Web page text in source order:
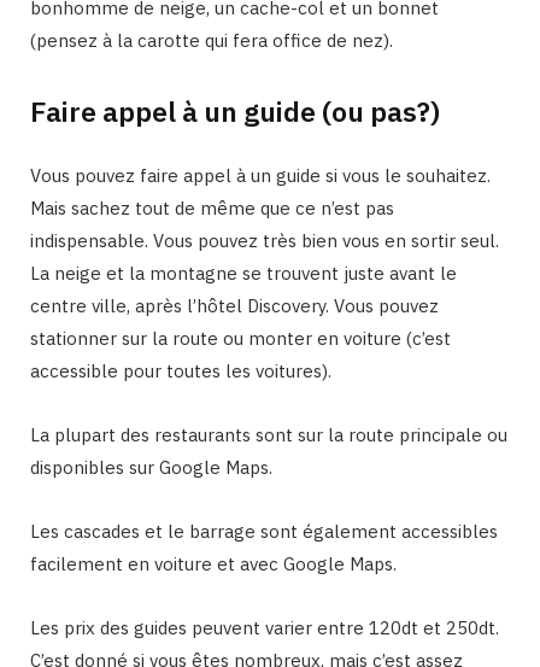
bonhomme de neige, un cache-col et un bonnet
(pensez à la carotte qui fera office de nez).
Faire appel à un guide (ou pas?)
Vous pouvez faire appel à un guide si vous le souhaitez.
Mais sachez tout de même que ce n’est pas
indispensable. Vous pouvez très bien vous en sortir seul.
La neige et la montagne se trouvent juste avant le
centre ville, après l’hôtel Discovery. Vous pouvez
stationner sur la route ou monter en voiture (c’est
accessible pour toutes les voitures).
La plupart des restaurants sont sur la route principale ou
disponibles sur Google Maps.
Les cascades et le barrage sont également accessibles
facilement en voiture et avec Google Maps.
Les prix des guides peuvent varier entre 120dt et 250dt.
C’est donné si vous êtes nombreux, mais c’est assez